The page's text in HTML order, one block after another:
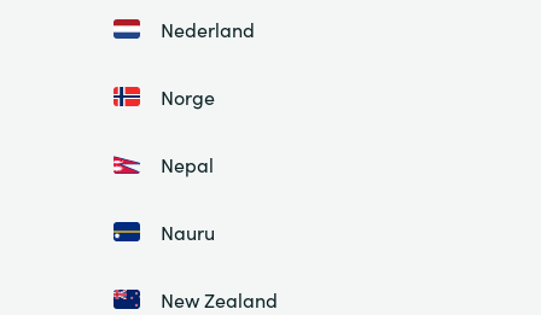
Nederland
Norge
Nepal
Nauru
New Zealand